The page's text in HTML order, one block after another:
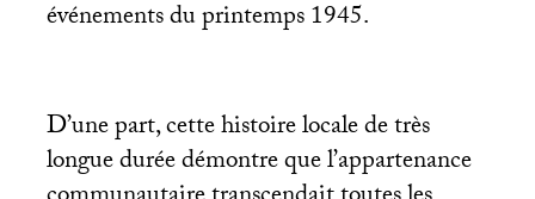
événements du printemps 1945.
D’une part, cette histoire locale de très
longue durée démontre que l’appartenance